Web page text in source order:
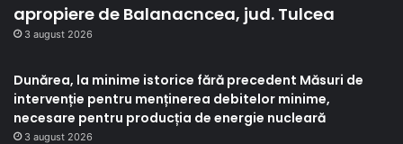
apropiere de Balanacncea, jud. Tulcea
3 august 2026
Dunărea, la minime istorice fără precedent Măsuri de
intervenție pentru menținerea debitelor minime,
necesare pentru producția de energie nucleară
3 august 2026